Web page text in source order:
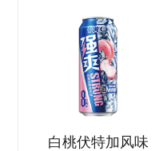
白桃伏特加风味